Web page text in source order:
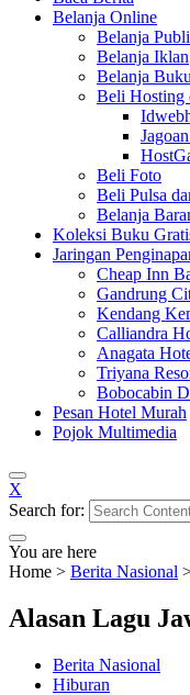
Belanja Online
Belanja
Belanja Iklan
Belanja Buku
Beli Hosting
Beli Foto
Beli Pulsa
Belanja
Koleksi Buku
Jaringan
Cheap Inn
Gandrung
Kendang
Calliandra
Anagata
Triyana
Bobocabin
Pesan Hotel Murah
Pojok Multimedia
X
Search for:
You are here
Home > Berita Nasional
Alasan Lagu
Berita Nasional
Hiburan